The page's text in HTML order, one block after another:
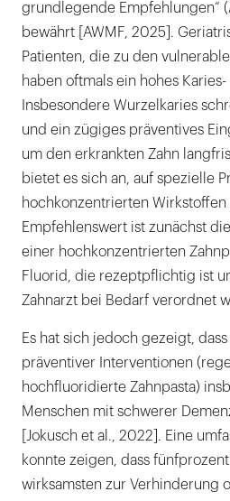
grundlegende Empfehlungen“
bewährt [AWMF, 2025].
Patienten, die zu den
haben oftmals ein hohes
Insbesondere Wurzelkaries
und ein zügiges präventives
um den erkrankten Zahn
bietet es sich an, auf spezielle
hochkonzentrierten
Empfehlenswert ist zunächst
einer hochkonzentrierten
Fluorid, die rezeptpflichtig ist
Zahnarzt bei Bedarf verordnet
Es hat sich jedoch gezeigt,
präventiver Interventionen
hochfluoridierte Zahnpasta)
Menschen mit schwerer
[Jokusch et al., 2022]. Eine
konnte zeigen, dass
wirksamsten zur Verhinderung